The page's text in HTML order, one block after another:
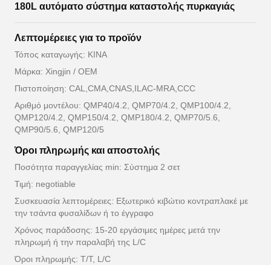
180L αυτόματο σύστημα καταστολής πυρκαγιάς
Λεπτομέρειες για το προϊόν
Τόπος καταγωγής: ΚΙΝΑ
Μάρκα: Xingjin / OEM
Πιστοποίηση: CAL,CMA,CNAS,ILAC-MRA,CCC
Αριθμό μοντέλου: QMP40/4.2, QMP70/4.2, QMP100/4.2,
QMP120/4.2, QMP150/4.2, QMP180/4.2, QMP70/5.6,
QMP90/5.6, QMP120/5
Όροι πληρωμής και αποστολής
Ποσότητα παραγγελίας min: Σύστημα 2 σετ
Τιμή: negotiable
Συσκευασία λεπτομέρειες: Εξωτερικό κιβώτιο κοντραπλακέ με
την τσάντα φυσαλίδων ή το έγγραφο
Χρόνος παράδοσης: 15-20 εργάσιμες ημέρες μετά την
πληρωμή ή την παραλαβή της L/C
Όροι πληρωμής: T/T, L/C